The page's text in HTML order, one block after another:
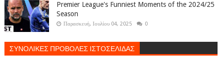
Premier League's Funniest Moments of the 2024/25
Season
Παρασκευή, Ιουλίου 04, 2025 0
ΣΥΝΟΛΙΚΕΣ ΠΡΟΒΟΛΕΣ ΙΣΤΟΣΕΛΙΔΑΣ